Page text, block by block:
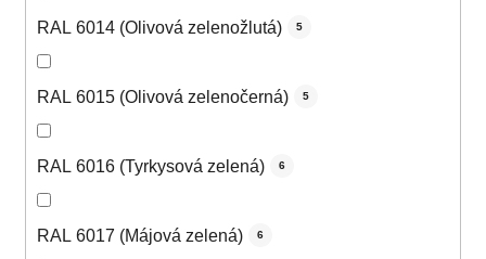
RAL 6014 (Olivová zelenožlutá) 5
RAL 6015 (Olivová zelenočerná) 5
RAL 6016 (Tyrkysová zelená) 6
RAL 6017 (Májová zelená) 6